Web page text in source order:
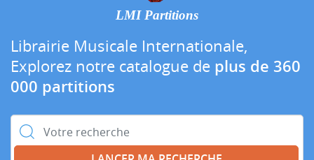
LMI Partitions
Librairie Musicale Internationale,
Explorez notre catalogue de plus de 360
000 partitions
Rechercher :